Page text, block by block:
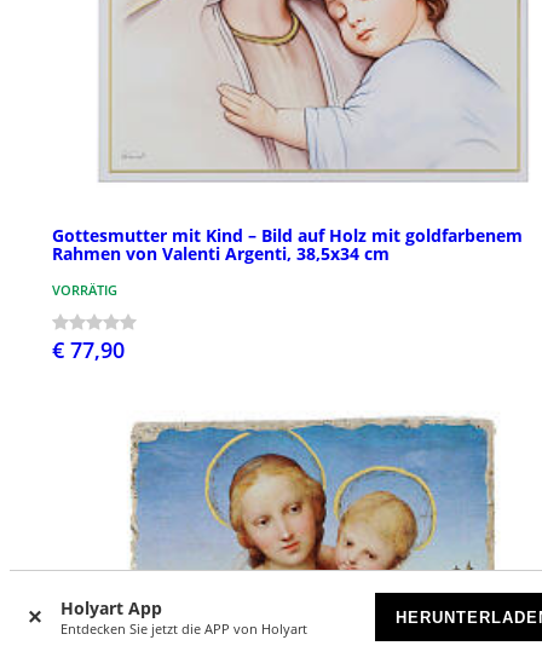
Holyart App
Entdecken Sie jetzt die APP von Holyart
Gottesmutter mit Kind – Bild auf Holz mit goldfarbenem
Rahmen von Valenti Argenti, 38,5x34 cm
VORRÄTIG
€ 77,90